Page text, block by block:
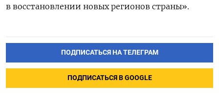
в восстановлении новых регионов страны».
ПОДПИСАТЬСЯ НА ТЕЛЕГРАМ
ПОДПИСАТЬСЯ В GOOGLE